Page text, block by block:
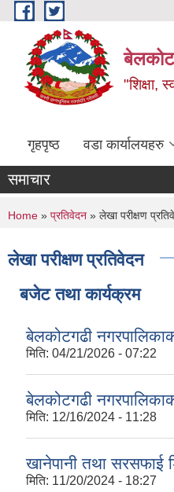
Skip to main content
"शिक्षा,
गृहपृष्ठ वडा कार्यालयहरु
समाचार
You are here
Home » प्रतिवेदन » लेखा परीक्षण
लेखा परीक्षण प्रतिवेदन
बजेट तथा कार्यक्रम
बेलकोटगढी
मिति: 04/21/2026 - 07:22
बेलकोटगढी
मिति: 12/16/2024 - 11:28
खानेपानी तथा सरसफाई
मिति: 11/20/2024 - 18:27